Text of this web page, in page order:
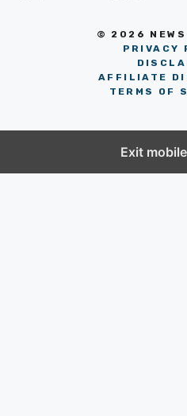
© 2026
PRIVACY
AFFILIATE
TERMS OF
Exit